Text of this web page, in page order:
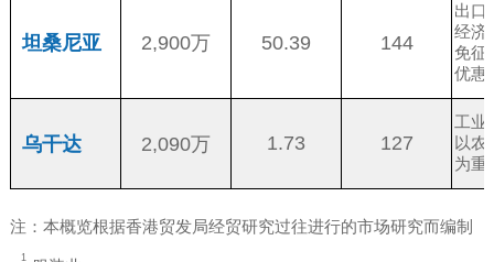
坦桑尼亚 2,900万 50.39 144
出口
经济
免征
优惠
乌干达 2,090万 1.73 127
工业
以农
为重
注：本概览根据香港贸发局经贸研究过往进行的市场研究而编制